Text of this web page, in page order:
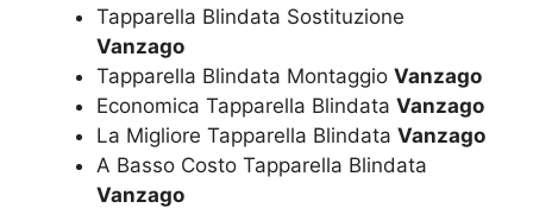
Tapparella Blindata Sostituzione
Vanzago
Tapparella Blindata Montaggio Vanzago
Economica Tapparella Blindata Vanzago
La Migliore Tapparella Blindata Vanzago
A Basso Costo Tapparella Blindata
Vanzago